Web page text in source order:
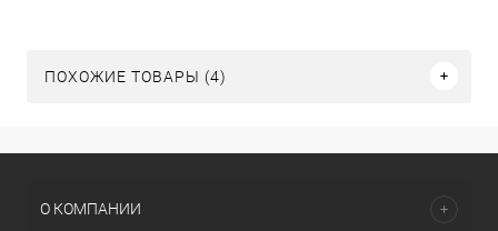
ПОХОЖИЕ ТОВАРЫ (4)
О КОМПАНИИ